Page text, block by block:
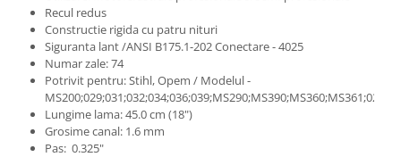
Recul redus
Constructie rigida cu patru nituri
Siguranta lant /ANSI B175.1-202 Conectare - 4025
Numar zale: 74
Potrivit pentru: Stihl, Opem / Modelul -
Lungime lama: 45.0 cm (18")
Grosime canal: 1.6 mm
Pas: 0.325"